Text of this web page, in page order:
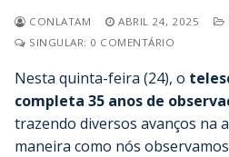
CONLATAM ABRIL 24, 2025
SINGULAR: 0 COMENTÁRIO
Nesta quinta-feira (24), o
completa 35 anos de
trazendo diversos avanços na
maneira como nós